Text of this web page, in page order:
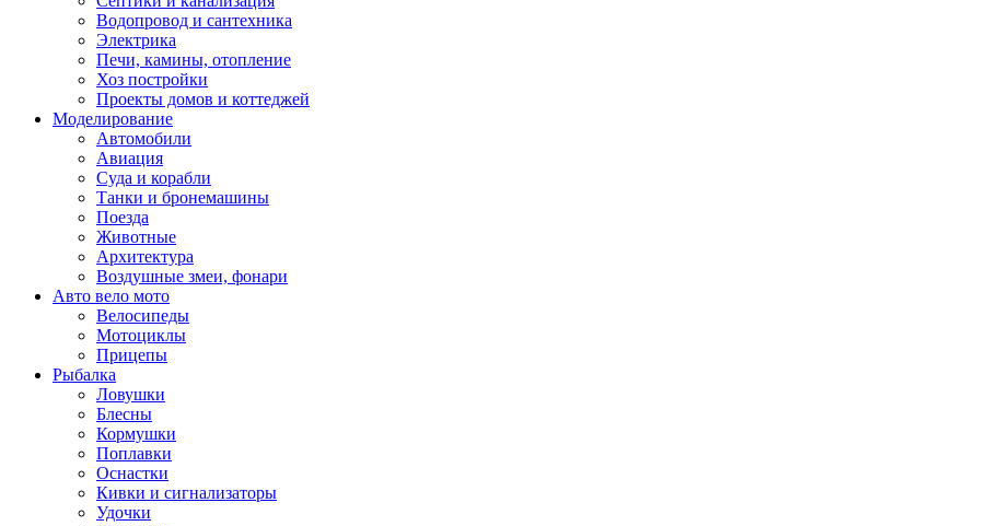
Водопровод и сантехника
Электрика
Печи, камины, отопление
Хоз постройки
Проекты домов и коттеджей
Моделирование
Автомобили
Авиация
Суда и корабли
Танки и бронемашины
Поезда
Животные
Архитектура
Воздушные змеи, фонари
Авто вело мото
Велосипеды
Мотоциклы
Прицепы
Рыбалка
Ловушки
Блесны
Кормушки
Поплавки
Оснастки
Кивки и сигнализаторы
Удочки